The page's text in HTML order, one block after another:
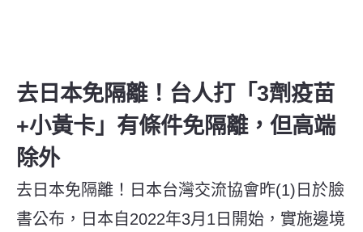
去日本免隔離！台人打「3劑疫苗
+小黃卡」有條件免隔離，但高端
除外
去日本免隔離！日本台灣交流協會昨(1)日於臉
書公布，日本自2022年3月1日開始，實施邊境